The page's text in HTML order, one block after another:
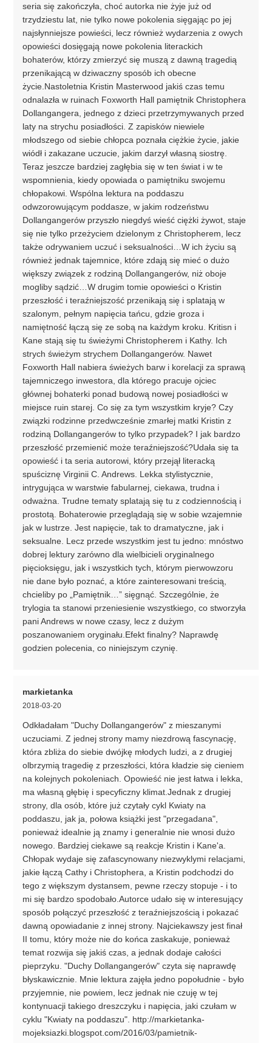
seria się zakończyła, choć autorka nie żyje już od
trzydziestu lat, nie tylko nowe pokolenia sięgając po jej
najsłynniejsze powieści, lecz również wydarzenia z owych
opowieści dosięgają nowe pokolenia literackich
bohaterów, którzy zmierzyć się muszą z dawną tragedią
przenikającą w dziwaczny sposób ich obecne
życie.Nastoletnia Kristin Masterwood jakiś czas temu
odnalazła w ruinach Foxworth Hall pamiętnik Christophera
Dollangangera, jednego z dzieci przetrzymywanych przed
laty na strychu posiadłości. Z zapisków niewiele
młodszego od siebie chłopca poznała ciężkie życie, jakie
wiódł i zakazane uczucie, jakim darzył własną siostrę.
Teraz jeszcze bardziej zagłębia się w ten świat i w te
wspomnienia, kiedy opowiada o pamiętniku swojemu
chłopakowi. Wspólna lektura na poddaszu
odwzorowującym poddasze, w jakim rodzeństwu
Dollangangerów przyszło niegdyś wieść ciężki żywot, staje
się nie tylko przeżyciem dzielonym z Christopherem, lecz
także odrywaniem uczuć i seksualności…W ich życiu są
również jednak tajemnice, które zdają się mieć o dużo
większy związek z rodziną Dollangangerów, niż oboje
mogliby sądzić…W drugim tomie opowieści o Kristin
przeszłość i teraźniejszość przenikają się i splatają w
szalonym, pełnym napięcia tańcu, gdzie groza i
namiętność łączą się ze sobą na każdym kroku. Kritisn i
Kane stają się tu świeżymi Christopherem i Kathy. Ich
strych świeżym strychem Dollangangerów. Nawet
Foxworth Hall nabiera świeżych barw i korelacji za sprawą
tajemniczego inwestora, dla którego pracuje ojciec
głównej bohaterki ponad budową nowej posiadłości w
miejsce ruin starej. Co się za tym wszystkim kryje? Czy
związki rodzinne przedwcześnie zmarłej matki Kristin z
rodziną Dollangangerów to tylko przypadek? I jak bardzo
przeszłość przemienić może teraźniejszość?Udała się ta
opowieść i ta seria autorowi, który przejął literacką
spuściznę Virginii C. Andrews. Lekka stylistycznie,
intrygująca w warstwie fabularnej, ciekawa, trudna i
odważna. Trudne tematy splatają się tu z codziennością i
prostotą. Bohaterowie przeglądają się w sobie wzajemnie
jak w lustrze. Jest napięcie, tak to dramatyczne, jak i
seksualne. Lecz przede wszystkim jest tu jedno: mnóstwo
dobrej lektury zarówno dla wielbicieli oryginalnego
pięcioksięgu, jak i wszystkich tych, którym pierwowzoru
nie dane było poznać, a które zainteresowani treścią,
chcieliby po „Pamiętnik…” sięgnąć. Szczególnie, że
trylogia ta stanowi przeniesienie wszystkiego, co stworzyła
pani Andrews w nowe czasy, lecz z dużym
poszanowaniem oryginału.Efekt finalny? Naprawdę
godzien polecenia, co niniejszym czynię.
markietanka
2018-03-20
Odkładałam "Duchy Dollangangerów" z mieszanymi
uczuciami. Z jednej strony mamy niezdrową fascynację,
która zbliża do siebie dwójkę młodych ludzi, a z drugiej
olbrzymią tragedię z przeszłości, która kładzie się cieniem
na kolejnych pokoleniach. Opowieść nie jest łatwa i lekka,
ma własną głębię i specyficzny klimat.Jednak z drugiej
strony, dla osób, które już czytały cykl Kwiaty na
poddaszu, jak ja, połowa książki jest "przegadana",
ponieważ idealnie ją znamy i generalnie nie wnosi dużo
nowego. Bardziej ciekawe są reakcje Kristin i Kane'a.
Chłopak wydaje się zafascynowany niezwyklymi relacjami,
jakie łączą Cathy i Christophera, a Kristin podchodzi do
tego z większym dystansem, pewne rzeczy stopuje - i to
mi się bardzo spodobało.Autorce udało się w interesujący
sposób połączyć przeszłość z teraźniejszością i pokazać
dawną opowiadanie z innej strony. Najciekawszy jest finał
II tomu, który może nie do końca zaskakuje, ponieważ
temat rozwija się jakiś czas, a jednak dodaje całości
pieprzyku. "Duchy Dollangangerów" czyta się naprawdę
błyskawicznie. Mnie lektura zajęła jedno popołudnie - było
przyjemnie, nie powiem, lecz jednak nie czuję w tej
kontynuacji takiego dreszczyku i napięcia, jaki czułam w
cyklu "Kwiaty na poddaszu". http://markietanka-
mojeksiazki.blogspot.com/2016/03/pamietnik-